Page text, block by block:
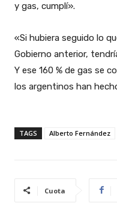
y gas, cumplí».
«Si hubiera seguido lo
Gobierno anterior,
Y ese 160 % de gas se
los argentinos han
TAGS Alberto Fernández
Cuota